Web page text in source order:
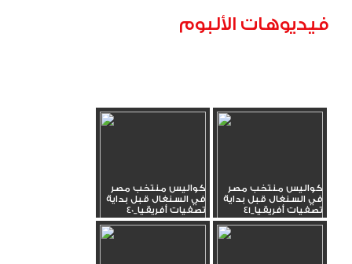
فيديوهات الألبوم
كواليس منتخب مصر
في السنغال قبل بداية
تصفيات أفريقيا_41
كواليس منتخب مصر
في السنغال قبل بداية
تصفيات أفريقيا_40